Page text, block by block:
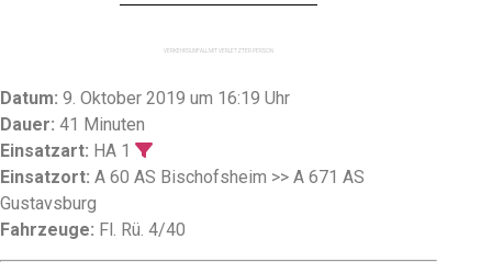
VERKEHRSUNFALL MIT VERLETZTER PERSON
Datum: 9. Oktober 2019 um 16:19 Uhr
Dauer: 41 Minuten
Einsatzart: HA 1
Einsatzort: A 60 AS Bischofsheim >> A 671 AS
Gustavsburg
Fahrzeuge: Fl. Rü. 4/40